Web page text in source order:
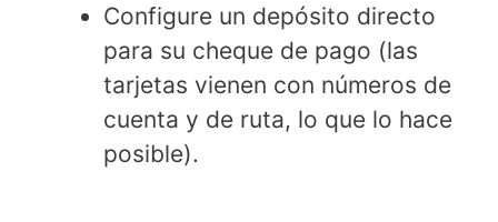
Configure un depósito directo
para su cheque de pago (las
tarjetas vienen con números de
cuenta y de ruta, lo que lo hace
posible).